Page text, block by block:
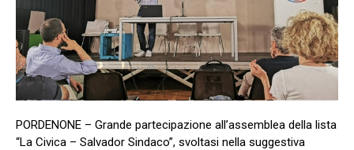
PORDENONE – Grande partecipazione all’assemblea della lista
“La Civica – Salvador Sindaco”, svoltasi nella suggestiva